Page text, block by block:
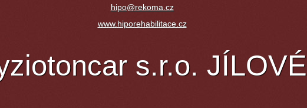
hipo@rekoma.cz
www.hiporehabilitace.cz
s.r.o. JÍLOVÉ